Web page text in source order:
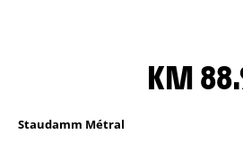
KM
Staudamm Métral